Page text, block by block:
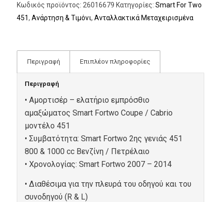
Κωδικός προϊόντος: 26016679 Κατηγορίες: Smart For Two
451, Ανάρτηση & Τιμόνι, Ανταλλακτικά Μεταχειρισμένα
Περιγραφή Επιπλέον πληροφορίες
Περιγραφή
• Αμορτισέρ – ελατήριο εμπρόσθιο
αμαξώματος Smart Fortwo Coupe / Cabrio
μοντέλο 451
• Συμβατότητα: Smart Fortwo 2ης γενιάς 451
800 & 1000 cc Βενζίνη / Πετρέλαιο
• Xρονολογίας: Smart Fortwo 2007 – 2014
• Διαθέσιμα για την πλευρά του οδηγού και του
συνοδηγού (R & L)